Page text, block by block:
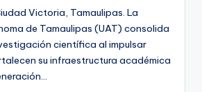
Victoria, Tamaulipas. La
de Tamaulipas (UAT) consolida
científica al impulsar
su infraestructura académica